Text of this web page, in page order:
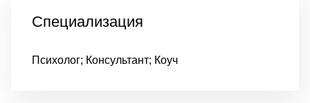
Специализация
Психолог; Консультант; Коуч